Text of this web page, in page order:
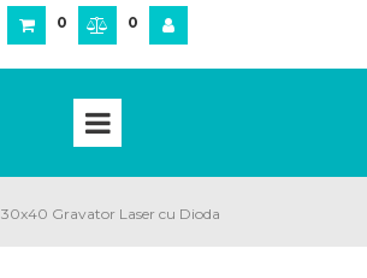
0 0
30x40 Gravator Laser cu Dioda